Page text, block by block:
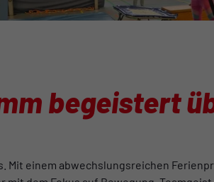
begeistert
Mit einem abwechslungsreichen